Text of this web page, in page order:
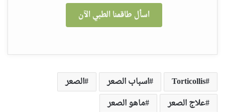
اسأل طاقمنا الطبي الآن
Torticollis اسباب الصعر
الصعر
علاج الصعر
ماهو الصعر